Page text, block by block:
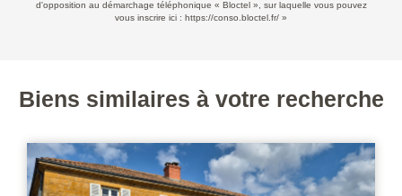
d'opposition au démarchage téléphonique « Bloctel », sur laquelle vous pouvez
vous inscrire ici : https://conso.bloctel.fr/ »
Biens similaires à votre recherche